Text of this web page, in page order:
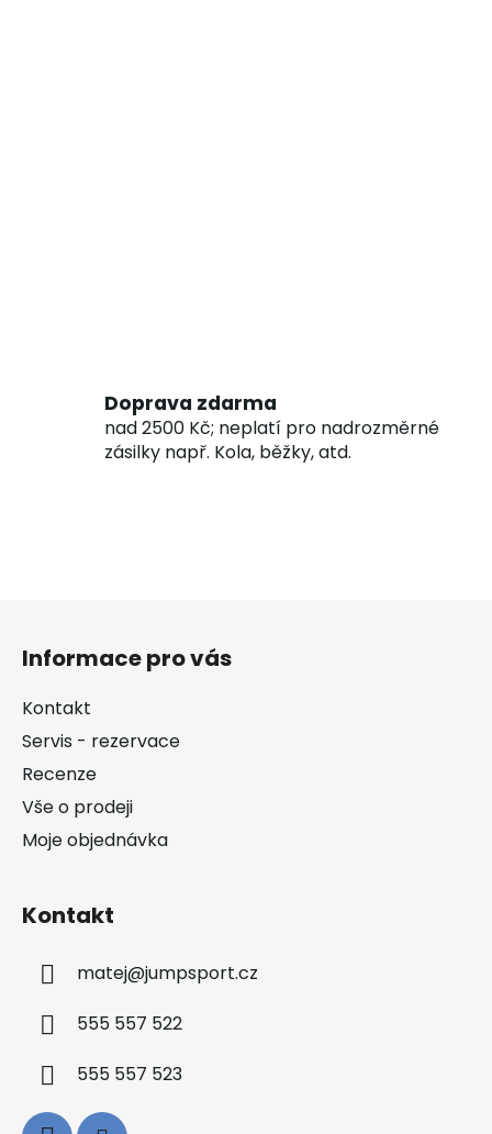
Doprava zdarma
nad 2500 Kč; neplatí pro nadrozměrné
zásilky např. Kola, běžky, atd.
Informace pro vás
Kontakt
Servis - rezervace
Recenze
Vše o prodeji
Moje objednávka
Kontakt
matej@jumpsport.cz
555 557 522
555 557 523